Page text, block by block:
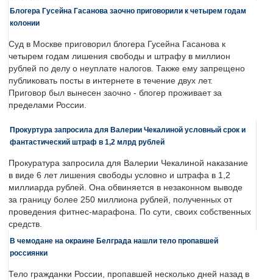
Блогера Гусейна Гасанова заочно приговорили к четырем годам
колонии
Суд в Москве приговорил блогера Гусейна Гасанова к
четырем годам лишения свободы и штрафу в миллион
рублей по делу о неуплате налогов. Также ему запрещено
публиковать посты в интернете в течение двух лет.
Приговор был вынесен заочно - блогер проживает за
пределами России.
Прокуртура запросила для Валерии Чекалиной условный срок и
фантастический штраф в 1,2 млрд рублей
Прокуратура запросила для Валерии Чекалиной наказание
в виде 6 лет лишения свободы условно и штрафа в 1,2
миллиарда рублей. Она обвиняется в незаконном выводе
за границу более 250 миллиона рублей, полученных от
проведения фитнес-марафона. По сути, своих собственных
средств.
В чемодане на окраине Белграда нашли тело пропавшей
россиянки
Тело гражданки России, пропавшей несколько дней назад в